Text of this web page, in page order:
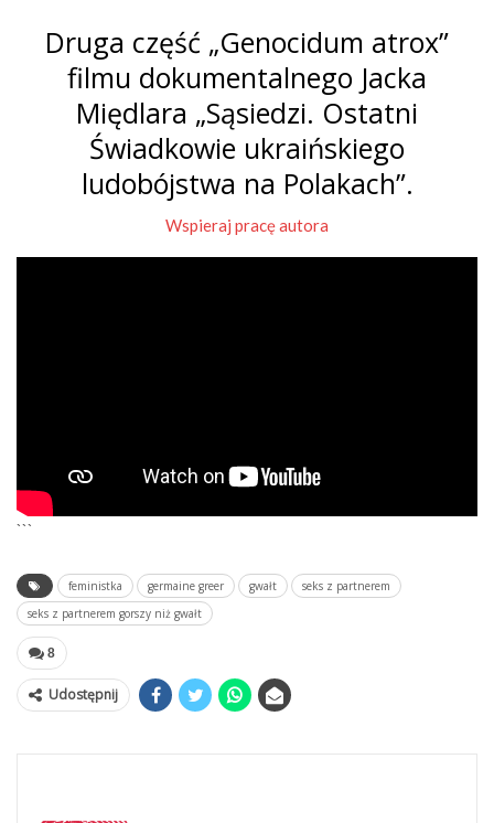
Druga część „Genocidum atrox”
filmu dokumentalnego Jacka
Międlara „Sąsiedzi. Ostatni
Świadkowie ukraińskiego
ludobójstwa na Polakach”.
Wspieraj pracę autora
```
feministka germaine greer gwałt
seks z partnerem
seks z partnerem gorszy niż gwałt
8
Udostępnij